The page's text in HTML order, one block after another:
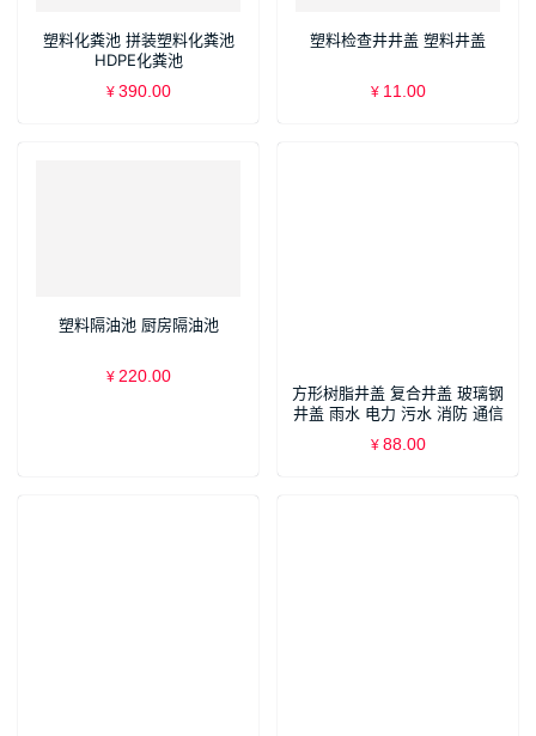
塑料化粪池 拼装塑料化粪池
HDPE化粪池
¥ 390.00
塑料检查井井盖 塑料井盖
¥ 11.00
塑料隔油池 厨房隔油池
¥ 220.00
方形树脂井盖 复合井盖 玻璃钢
井盖 雨水 电力 污水 消防 通信
沙井盖 下水道 窨井盖
¥ 88.00